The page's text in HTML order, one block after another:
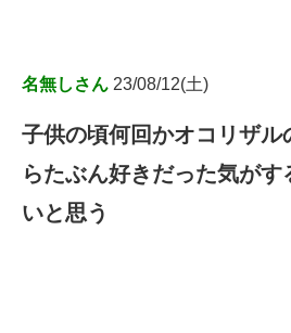
名無しさん 23/08/12(土)
子供の頃何回かオコリザル
らたぶん好きだった気がす
いと思う